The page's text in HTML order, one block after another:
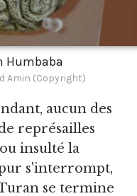
Humbaba
Amin (Copyright)
aucun des
représailles
insulté la
s'interrompt,
se termine